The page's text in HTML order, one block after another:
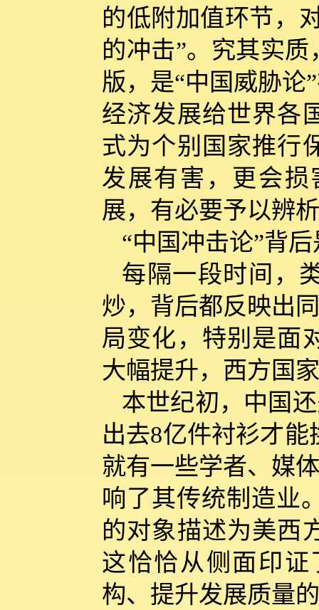
的低附加值环节，
的冲击”。究其实质
版，是“中国威胁论
经济发展给世界各
式为个别国家推行
发展有害，更会
展，有必要予以辨
“中国冲击论”背
每隔一段时间，
炒，背后都反映出
局变化，特别是面
大幅提升，西方国
本世纪初，中国
出去8亿件衬衫才
就有一些学者、媒
响了其传统制造业
的对象描述为美西
这恰恰从侧面印
构、提升发展质量